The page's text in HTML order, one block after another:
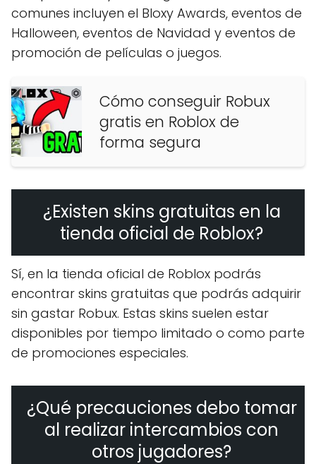
comunes incluyen el Bloxy Awards, eventos de
Halloween, eventos de Navidad y eventos de
promoción de películas o juegos.
Cómo conseguir Robux
gratis en Roblox de
forma segura
¿Existen skins gratuitas en la
tienda oficial de Roblox?
Sí, en la tienda oficial de Roblox podrás
encontrar skins gratuitas que podrás adquirir
sin gastar Robux. Estas skins suelen estar
disponibles por tiempo limitado o como parte
de promociones especiales.
¿Qué precauciones debo tomar
al realizar intercambios con
otros jugadores?